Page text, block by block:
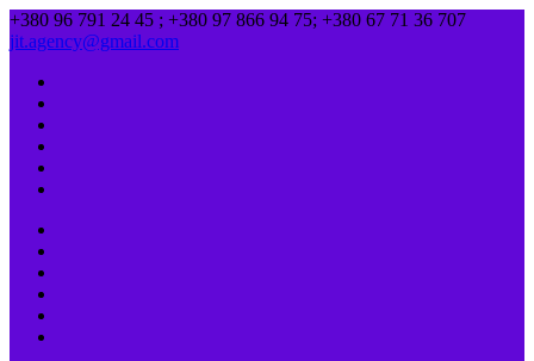
+380 96 791 24 45 ; +380 97 866 94 75; +380 67 71 36 707
jit.agency@gmail.com